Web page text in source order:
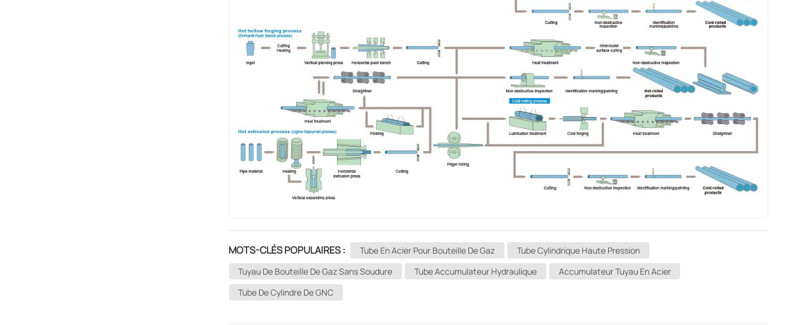
MOTS-CLÉS POPULAIRES : Tube En Acier Pour Bouteille De Gaz
Tube Cylindrique Haute Pression
Tuyau De Bouteille De Gaz Sans Soudure
Tube Accumulateur Hydraulique
Accumulateur Tuyau En Acier
Tube De Cylindre De GNC